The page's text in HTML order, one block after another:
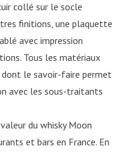
collé sur le socle
finitions, une plaquette
avec impression
Tous les matériaux
dont le savoir-faire permet
avec les sous-traitants
du whisky Moon
et bars en France. En